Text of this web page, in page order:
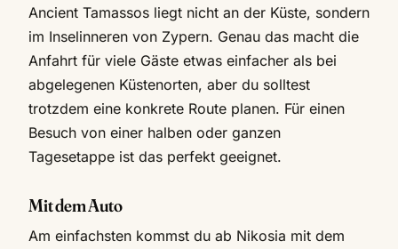
Ancient Tamassos liegt nicht an der Küste, sondern
im Inselinneren von Zypern. Genau das macht die
Anfahrt für viele Gäste etwas einfacher als bei
abgelegenen Küstenorten, aber du solltest
trotzdem eine konkrete Route planen. Für einen
Besuch von einer halben oder ganzen
Tagesetappe ist das perfekt geeignet.
Mit dem Auto
Am einfachsten kommst du ab Nikosia mit dem